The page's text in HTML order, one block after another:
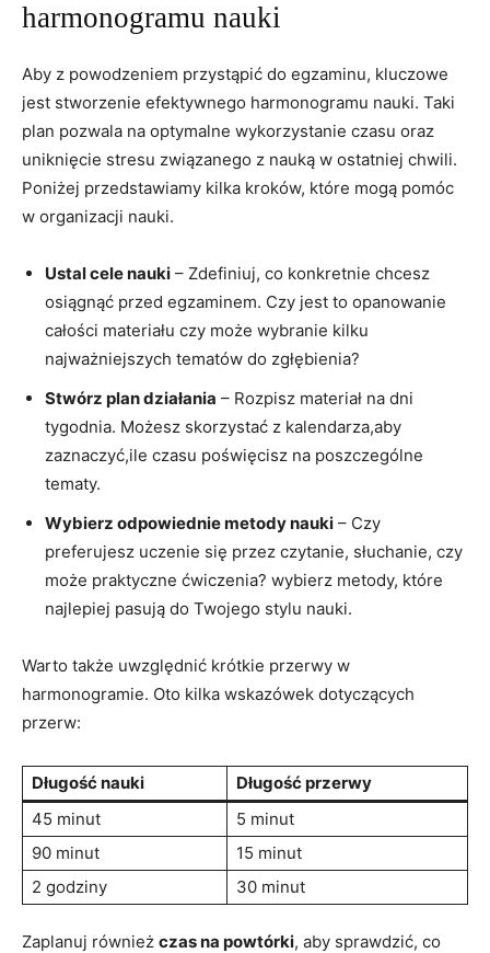
harmonogramu nauki
Aby z powodzeniem przystąpić do egzaminu, kluczowe
jest stworzenie efektywnego harmonogramu nauki. Taki
plan pozwala na optymalne wykorzystanie czasu oraz
uniknięcie stresu związanego z nauką w ostatniej chwili.
Poniżej przedstawiamy kilka kroków, które mogą pomóc
w organizacji nauki.
Ustal cele nauki – Zdefiniuj, co konkretnie chcesz
osiągnąć przed egzaminem. Czy jest to opanowanie
całości materiału czy może wybranie kilku
najważniejszych tematów do zgłębienia?
Stwórz plan działania – Rozpisz materiał na dni
tygodnia. Możesz skorzystać z kalendarza,aby
zaznaczyć,ile czasu poświęcisz na poszczególne
tematy.
Wybierz odpowiednie metody nauki – Czy
preferujesz uczenie się przez czytanie, słuchanie, czy
może praktyczne ćwiczenia? wybierz metody, które
najlepiej pasują do Twojego stylu nauki.
Warto także uwzględnić krótkie przerwy w
harmonogramie. Oto kilka wskazówek dotyczących
przerw:
Długość nauki
Długość przerwy
45 minut
5 minut
90 minut
15 minut
2 godziny
30 minut
Zaplanuj również czas na powtórki, aby sprawdzić, co